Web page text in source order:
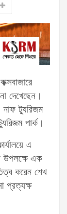
দেখেছেন।
নাফ ট্যুরিজম
পার্ক।
এ
উপলক্ষে এক
করেন শেখ
প্রত্যক্ষ